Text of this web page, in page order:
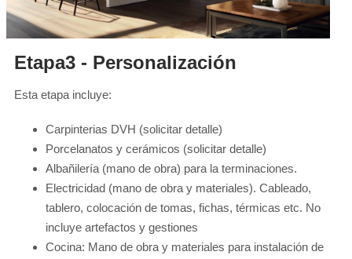
Etapa3 - Personalización
Esta etapa incluye:
Carpinterias DVH (solicitar detalle)
Porcelanatos y cerámicos (solicitar detalle)
Albañilería (mano de obra) para la terminaciones.
Electricidad (mano de obra y materiales). Cableado,
tablero, colocación de tomas, fichas, térmicas etc. No
incluye artefactos y gestiones
Cocina: Mano de obra y materiales para instalación de